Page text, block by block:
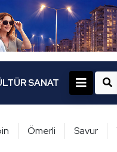
SANAT
Ömerli Savur